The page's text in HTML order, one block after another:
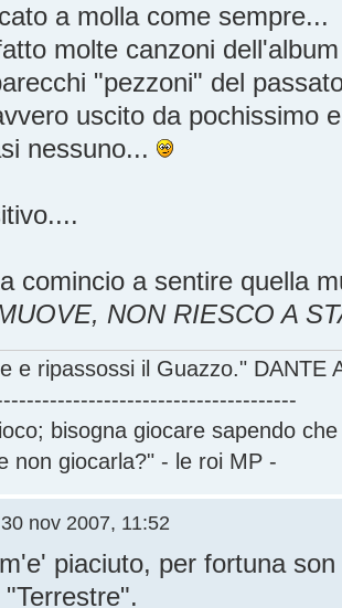
a molla come sempre...
molte canzoni
"pezzoni" del
uscito da pochissimo
nessuno...
comincio a sentire quella
NON RIESCO A
e ripassossi il Guazzo." DANTE
bisogna giocare sapendo
non giocarla?" - le roi MP -
nov 2007, 11:52
piaciuto, per fortuna